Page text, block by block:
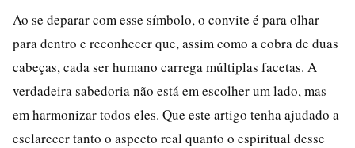
Ao se deparar com esse símbolo, o convite é para olhar
para dentro e reconhecer que, assim como a cobra de duas
cabeças, cada ser humano carrega múltiplas facetas. A
verdadeira sabedoria não está em escolher um lado, mas
em harmonizar todos eles. Que este artigo tenha ajudado a
esclarecer tanto o aspecto real quanto o espiritual desse